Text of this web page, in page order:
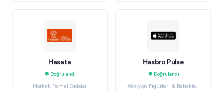
Hasata
Doğrulandı
Market, Temel Gıdalar
Hasbro Pulse
Doğrulandı
Aksiyon Figürleri & Bebekler,